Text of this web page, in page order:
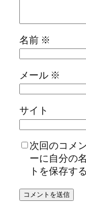
名前 ※
メール ※
サイト
次回のコメ
ーに自分の
トを保存する